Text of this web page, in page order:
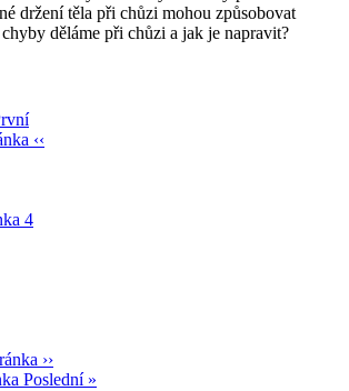
držení těla při chůzi mohou způsobovat
děláme při chůzi a jak je napravit?
‹‹
4
››
Poslední »